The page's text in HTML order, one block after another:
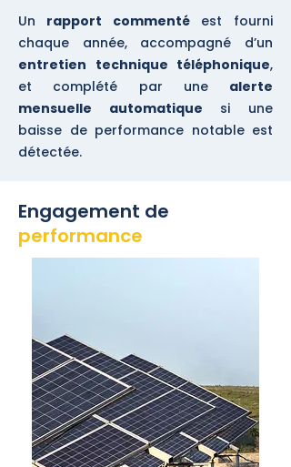
Un rapport commenté est fourni
chaque année, accompagné d’un
entretien technique téléphonique,
et complété par une alerte
mensuelle automatique si une
baisse de performance notable est
détectée.
Engagement de
performance